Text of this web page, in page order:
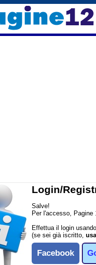
Login/
Salve!
Per l'accesso, Pagine
Effettua il login
(se sei già iscritto,
Facebook